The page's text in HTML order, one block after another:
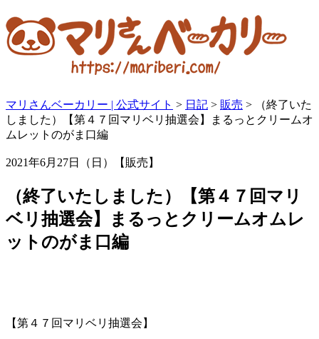
マリさんベーカリー | 公式サイト > 日記 > 販売 >
（終了いた
しました）【第４７回マリベリ抽選会】まるっとクリームオ
ムレットのがま口編
2021年6月27日（日）【販売】
（終了いたしました）【第４７回マリ
ベリ抽選会】まるっとクリームオムレ
ットのがま口編
【第４７回マリベリ抽選会】